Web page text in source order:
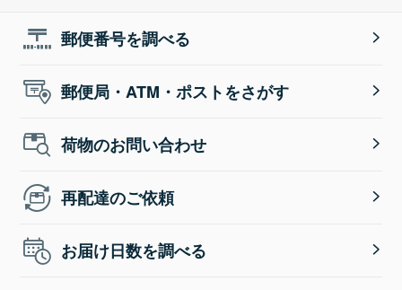
郵便番号を調べる
郵便局・ATM・ポストをさがす
荷物のお問い合わせ
再配達のご依頼
お届け日数を調べる